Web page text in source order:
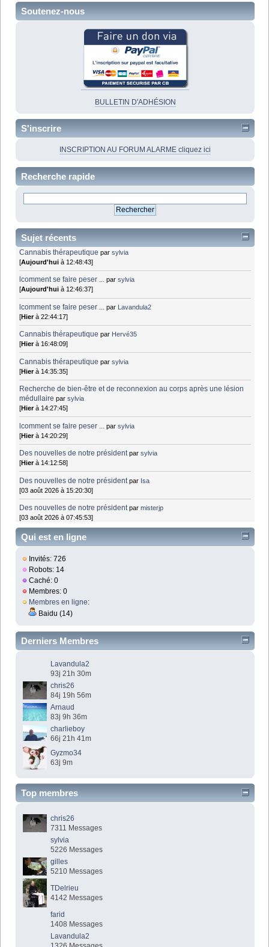
Soutenez-nous
BULLETIN D'ADHÉSION
S'inscrire
INSCRIPTION AU FORUM ALARME cliquez ici
Recherche rapide
Sujet récents
Cannabis thérapeutique parsylvia
[Aujourd'hui à 12:48:43]
lcomment se faire peser ... parsylvia
[Aujourd'hui à 12:46:37]
lcomment se faire peser ... par Lavandula2
[Hierà 22:44:17]
Cannabis thérapeutique par Hervé35
[Hierà 16:48:09]
Cannabis thérapeutique parsylvia
[Hierà 14:35:35]
Recherche de bien-être et de reconnexion au corps après une lésion
médullaire parsylvia
[Hierà 14:27:45]
lcomment se faire peser ... parsylvia
[Hierà 14:20:29]
Des nouvelles de notre président parsylvia
[Hierà 14:12:58]
Des nouvelles de notre président par Isa
[03 août 2026 à 15:20:30]
Des nouvelles de notre président parmisterjp
[03 août 2026 à 07:45:53]
Qui est en ligne
Invités: 726
Robots: 14
Caché: 0
Membres: 0
Membres en ligne:
Baidu (14)
Derniers Membres
Lavandula2
93j 21h 30m
chris26
84j 19h 56m
Arnaud
83j 9h 36m
charlieboy
66j 21h 41m
Gyzmo34
63j 9m
Top membres
chris26
7311 Messages
sylvia
5226 Messages
gilles
5210 Messages
TDelrieu
4142 Messages
farid
1408 Messages
Lavandula2